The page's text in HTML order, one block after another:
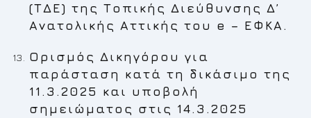
(ΤΔΕ) της Τοπικής Διεύθυνσης Δ’
Ανατολικής Αττικής του e – ΕΦΚΑ.
Ορισμός Δικηγόρου για
παράσταση κατά τη δικάσιμο της
11.3.2025 και υποβολή
σημειώματος στις 14.3.2025